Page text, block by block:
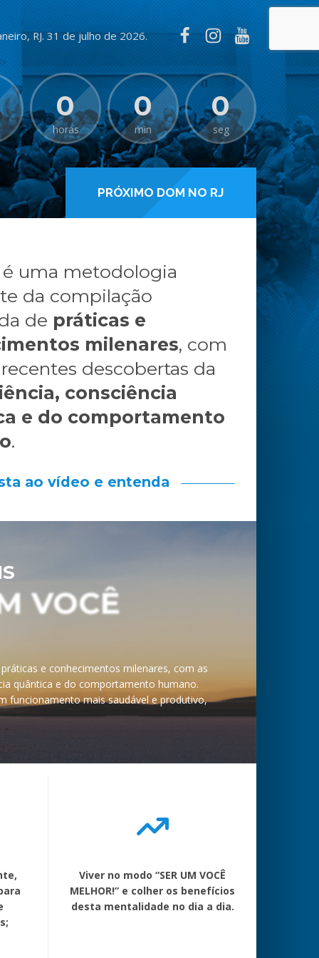
RJ. 31 de julho de 2026.
0
horas
0
min
0
seg
PRÓXIMO DOM NO RJ
uma metodologia
da compilação
de práticas e
milenares, com
descobertas da
consciência
e do comportamento
.
ao vídeo e entenda
VOCÊ
e conhecimentos milenares, com as
quântica e do comportamento humano.
funcionamento mais saudável e produtivo,
Viver no modo “SER UM VOCÊ
MELHOR!” e colher os benefícios
desta mentalidade no dia a dia.